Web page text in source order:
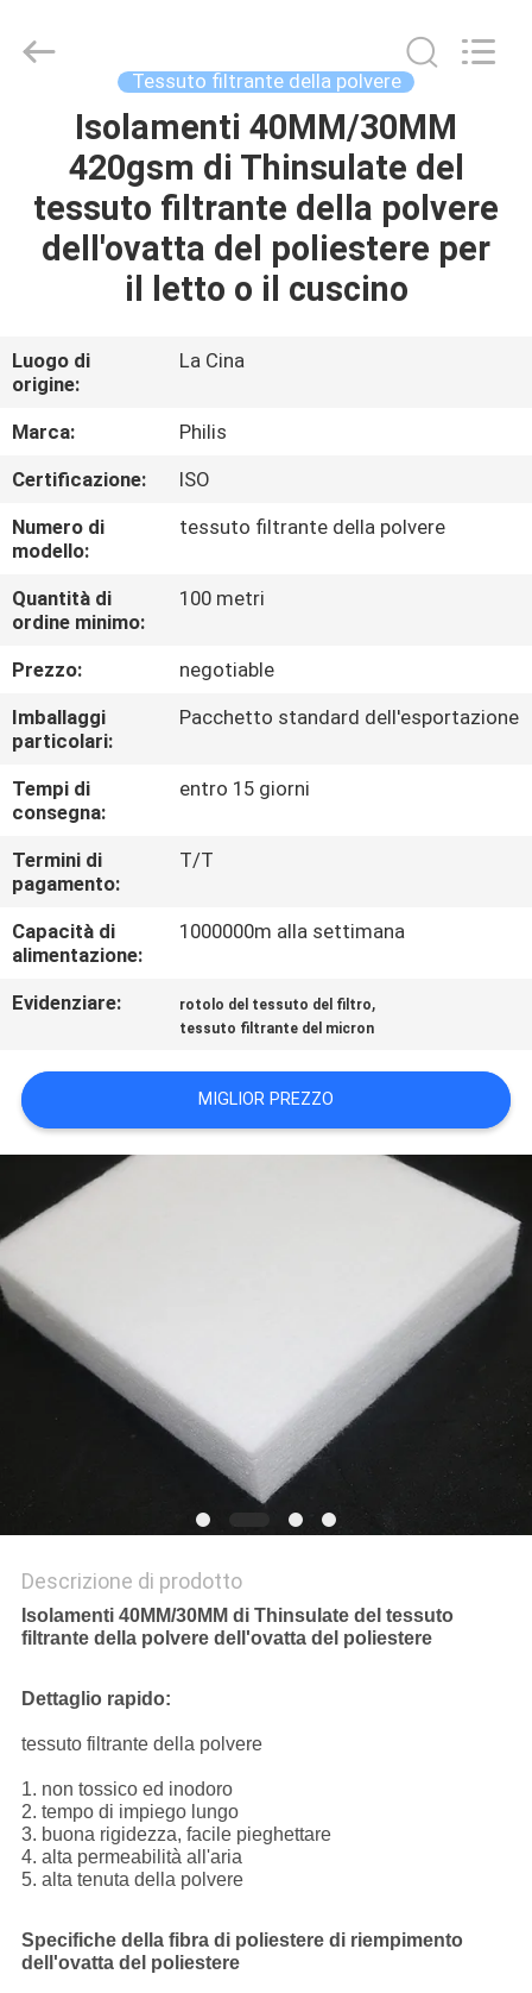
CASA
PRODOTTI
GIRO
DELLA
FABBRICA
CONTROLLO
DI
QUALITÀ
CONTATTICI
RICHIEDA
UNA
CITAZIONE
MAPPA
SITO
PRIVACY
POLICY
Technology
Tessuto filtrante della polvere
Isolamenti 40MM/30MM
420gsm di Thinsulate del
tessuto filtrante della polvere
dell'ovatta del poliestere per
il letto o il cuscino
Luogo di
origine:
La Cina
Marca:
Philis
Certificazione:
ISO
Numero di
modello:
tessuto filtrante della polvere
Quantità di
ordine minimo:
100 metri
Prezzo:
negotiable
Imballaggi
particolari:
Pacchetto standard dell'esportazione
Tempi di
consegna:
entro 15 giorni
Termini di
pagamento:
T/T
Capacità di
alimentazione:
1000000m alla settimana
Evidenziare: rotolo del tessuto del filtro,
tessuto filtrante del micron
MIGLIOR PREZZO
Descrizione di prodotto
Isolamenti 40MM/30MM di Thinsulate del tessuto
filtrante della polvere dell'ovatta del poliestere
Dettaglio rapido:
tessuto filtrante della polvere
1. non tossico ed inodoro
2. tempo di impiego lungo
3. buona rigidezza, facile pieghettare
4. alta permeabilità all'aria
5. alta tenuta della polvere
Specifiche della fibra di poliestere di riempimento
dell'ovatta del poliestere